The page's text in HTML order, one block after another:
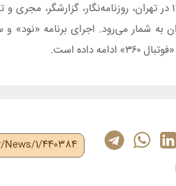
عادل فردوسی‌پور، متولد ۱۳۵۳ در تهران،
به شمار می‌رود. اجرای برنامه «نود»
داده است.
1/440384